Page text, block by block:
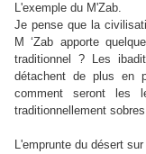
L'exemple du M'Zab.
Je pense que la
M ‘Zab apporte
traditionnel ? Les
détachent de plus en
comment seront les
traditionnellement
L'emprunte du désert